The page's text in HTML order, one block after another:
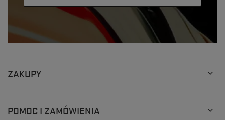
ZAKUPY
POMOC I ZAMÓWIENIA